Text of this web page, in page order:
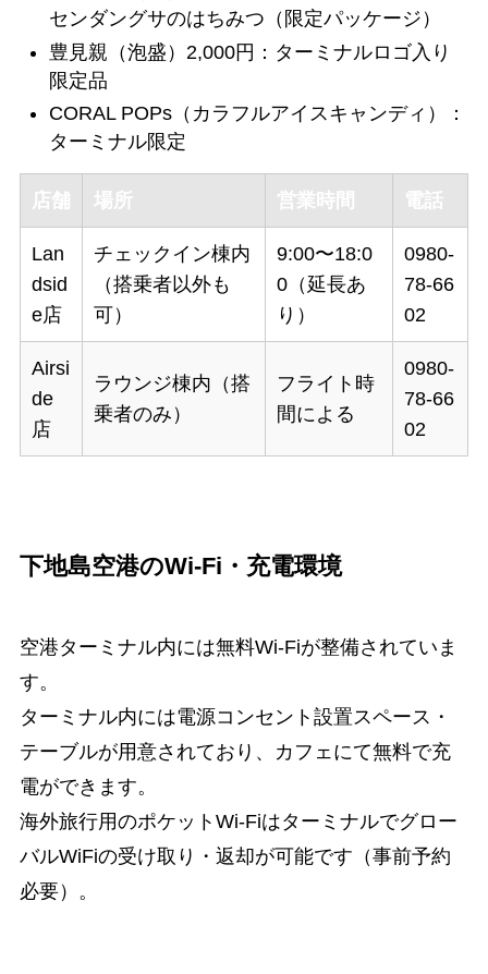
センダングサのはちみつ（限定パッケージ）
豊見親（泡盛）2,000円：ターミナルロゴ入り
限定品
CORAL POPs（カラフルアイスキャンディ）：
ターミナル限定
店舗 場所 営業時間 電話
Lan
dsid
e店
チェックイン棟内
（搭乗者以外も
可）
9:00〜18:0
0（延長あ
り）
0980-
78-66
02
Airsi
de
店
ラウンジ棟内（搭
乗者のみ）
フライト時
間による
0980-
78-66
02
下地島空港のWi-Fi・充電環境
空港ターミナル内には無料Wi-Fiが整備されていま
す。
ターミナル内には電源コンセント設置スペース・
テーブルが用意されており、カフェにて無料で充
電ができます。
海外旅行用のポケットWi-Fiはターミナルでグロー
バルWiFiの受け取り・返却が可能です（事前予約
必要）。